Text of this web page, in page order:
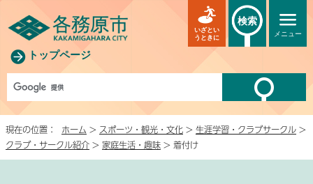
トップページ
メニュー
いざとい
うときに
検索
現在の位置： ホーム > スポーツ・観光・文化 > 生涯学習・クラブサークル >
クラブ・サークル紹介 > 家庭生活・趣味 > 着付け